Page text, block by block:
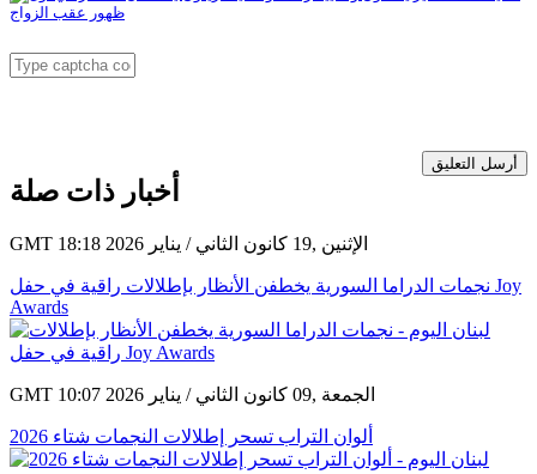
أرسل التعليق
أخبار ذات صلة
GMT 18:18 2026 الإثنين ,19 كانون الثاني / يناير
نجمات الدراما السورية يخطفن الأنظار بإطلالات راقية في حفل Joy
Awards
GMT 10:07 2026 الجمعة ,09 كانون الثاني / يناير
ألوان التراب تسحر إطلالات النجمات شتاء 2026